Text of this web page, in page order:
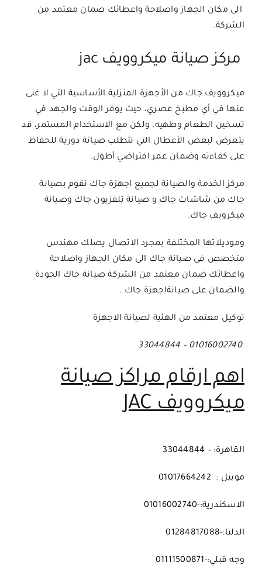
الى مكان الجهاز واصلاحة واعطائك ضمان معتمد من
الشركة.
مركز صيانة ميكروويف jac
ميكروويف جاك من الأجهزة المنزلية الأساسية التي لا غنى
عنها في أي مطبخ عصري، حيث يوفر الوقت والجهد في
تسخين الطعام وطهيه. ولكن مع الاستخدام المستمر، قد
يتعرض لبعض الأعطال التي تتطلب صيانة دورية للحفاظ
على كفاءته وضمان عمر افتراضي أطول.
مركز الخدمة والصيانة لجميع اجهزة جاك نقوم بصيانة
جاك من شاشات جاك و صيانة تلفزيون جاك وصيانة
ميكرويف جاك.
وموديلاتها المختلفة بمجرد الاتصال يصلك مهندس
متخصص فى صيانة جاك الى مكان الجهاز واصلاحة
واعطائك ضمان معتمد من الشركة صيانة جاك الجودة
والضمان على صيانةاجهزة جاك .
توكيل معتمد من الهئية لصيانة الاجهزة
01016002740 – 33044844
اهم ارقام مراكز صيانة
ميكروويف JAC
القاهرة: –
33044844
موبيل : 01017664242
الاسكندرية:-01016002740
الدلتا:-01284817088
وجه قبلي:-01111500871